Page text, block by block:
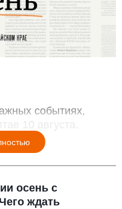
событиях,
10 августа.
осень с
ждать